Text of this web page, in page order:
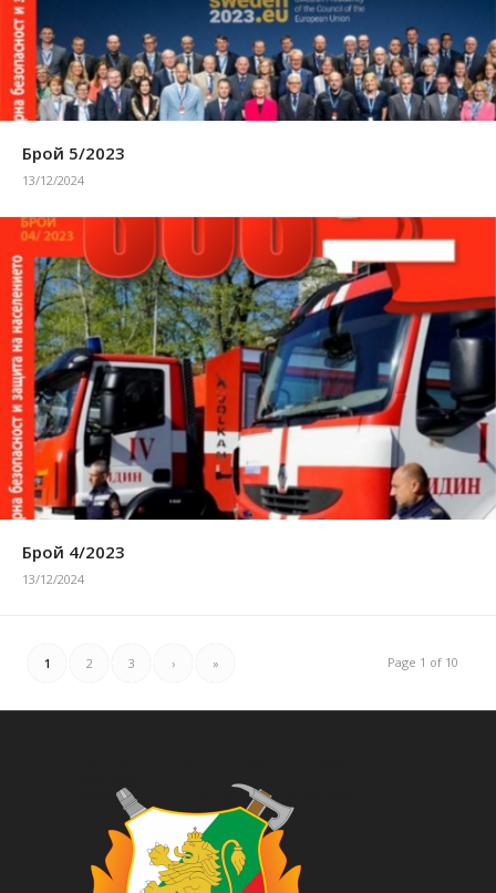
Брой 5/2023
13/12/2024
Брой 4/2023
13/12/2024
Page 1 of 10
1 2 3 › »